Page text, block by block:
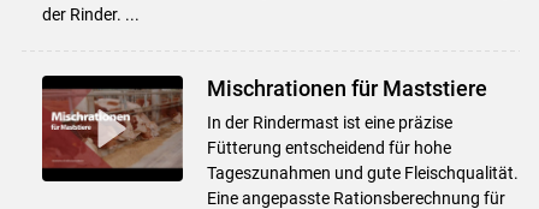
der Rinder. ...
Mischrationen für Maststiere
In der Rindermast ist eine präzise
Fütterung entscheidend für hohe
Tageszunahmen und gute Fleischqualität.
Eine angepasste Rationsberechnung für